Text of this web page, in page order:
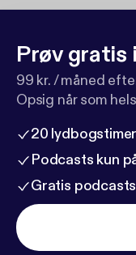
Prøv gratis
99 kr. / måned
Opsig når som
20
Podcasts kun
Gratis podcasts